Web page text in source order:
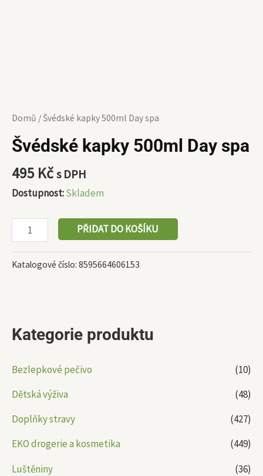
Kategorie produktu
Bezlepkové pečivo
(10)
Dětská výživa
(48)
Doplňky stravy
(427)
EKO drogerie a kosmetika
(449)
Luštěniny
(36)
Domů / Švédské kapky 500ml Day spa
Švédské kapky 500ml Day spa
495 Kčs DPH
Dostupnost:Skladem
PŘIDAT DO KOŠÍKU
Katalogové číslo: 8595664606153